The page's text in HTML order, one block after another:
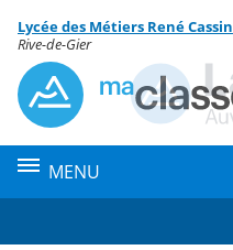
Menu de la rubrique
Contenu
Lycée des Métiers René Cassin
Rive-de-Gier
MENU